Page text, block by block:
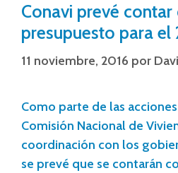
Conavi prevé
presupuesto para el
11 noviembre, 2016 por
Como parte de las
Comisión Nacional de
coordinación con los
se prevé que se contarán